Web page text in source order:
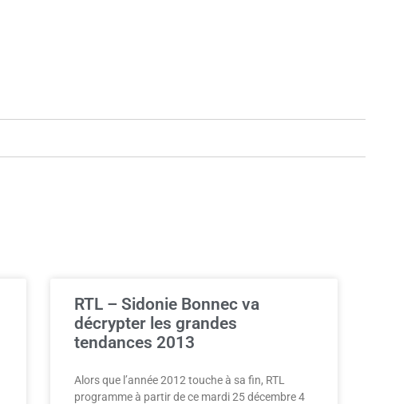
RTL – Sidonie Bonnec va
décrypter les grandes
tendances 2013
Alors que l’année 2012 touche à sa fin, RTL
programme à partir de ce mardi 25 décembre 4